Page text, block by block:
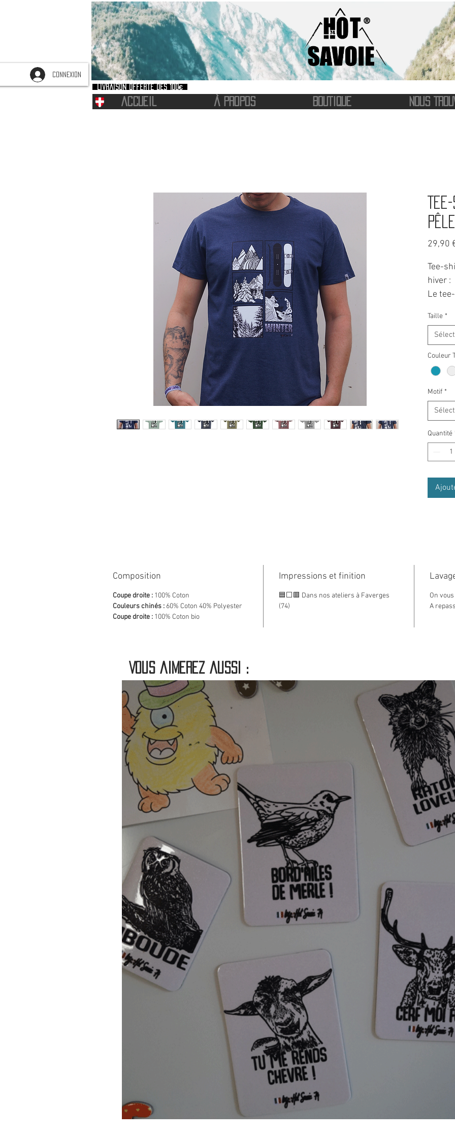
CONNEXION
®
Livraison offerte dès 100€
ACCUEIL À PROPOS BOUTIQUE NOUS
29,90
Tee-
hiver :
Le
Avec
Il est
tee-
Chez
*(*)
Un
dédié,
Taille *
Couleur
Motif *
Quantité
Composition
Coupe droite : 100% Coton
Couleurs chinés : 60% Coton 40% Polyester
Coupe droite : 100% Coton bio
Impressions et finition
🟦⬜🟥 Dans nos ateliers à Faverges
(74)
On
A
Vous aimerez aussi :